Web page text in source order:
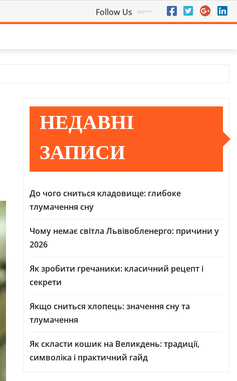
Follow Us
НЕДАВНІ
ЗАПИСИ
До чого сниться кладовище: глибоке
тлумачення сну
Чому немає світла Львівобленерго: причини у
2026
Як зробити гречаники: класичний рецепт і
секрети
Якщо сниться хлопець: значення сну та
тлумачення
Як скласти кошик на Великдень: традиції,
символіка і практичний гайд